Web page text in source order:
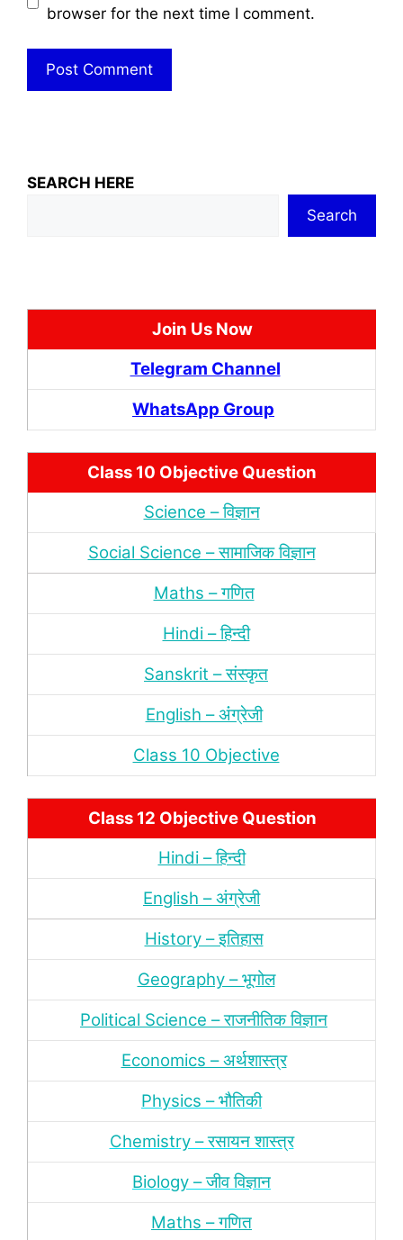
browser for the next time I comment.
SEARCH HERE
Search
Join Us Now
Telegram Channel
WhatsApp Group
Class 10 Objective Question
Science – विज्ञान
Social Science – सामाजिक विज्ञान
Maths – गणित
Hindi – हिन्‍दी
Sanskrit – संस्‍कृत
English – अंंग्रेजी
Class 10 Objective
Class 12 Objective Question
Hindi – हिन्‍दी
English – अंग्रेजी
History – इतिहास
Geography – भूगोल
Political Science – राजनीतिक विज्ञान
Economics – अर्थशास्‍त्र
Physics – भौतिकी
Chemistry – रसायन शास्‍त्र
Biology – जीव विज्ञान
Maths – गणित